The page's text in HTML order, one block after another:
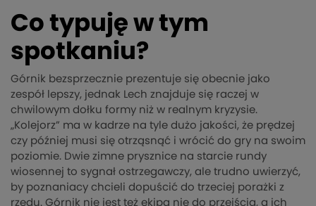
Co typuję w tym
spotkaniu?
Górnik bezsprzecznie prezentuje się obecnie jako
zespół lepszy, jednak Lech znajduje się raczej w
chwilowym dołku formy niż w realnym kryzysie.
„Kolejorz” ma w kadrze na tyle dużo jakości, że prędzej
czy później musi się otrząsnąć i wrócić do gry na swoim
poziomie. Dwie zimne prysznice na starcie rundy
wiosennej to sygnał ostrzegawczy, ale trudno uwierzyć,
by poznaniacy chcieli dopuścić do trzeciej porażki z
rzędu. Górnik nie jest też ekipą nie do przejścia, a ich